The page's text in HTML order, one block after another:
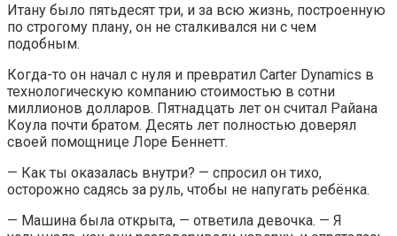
Итану было пятьдесят три, и за всю жизнь, построенную
по строгому плану, он не сталкивался ни с чем
подобным.
Когда-то он начал с нуля и превратил Carter Dynamics в
технологическую компанию стоимостью в сотни
миллионов долларов. Пятнадцать лет он считал Райана
Коула почти братом. Десять лет полностью доверял
своей помощнице Лоре Беннетт.
— Как ты оказалась внутри? — спросил он тихо,
осторожно садясь за руль, чтобы не напугать ребёнка.
— Машина была открыта, — ответила девочка. — Я